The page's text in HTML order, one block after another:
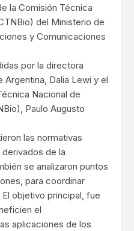
la Comisión Técnica
del Ministerio de
y Comunicaciones
por la directora
Dalia Lewi y el
Nacional de
Paulo Augusto
las normativas
de la
se analizaron puntos
para coordinar
objetivo principal, fue
el
aplicaciones de los